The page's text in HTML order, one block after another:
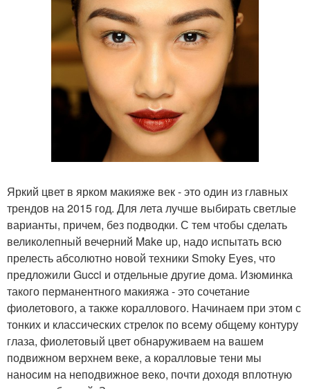
Яркий цвет в ярком макияже век - это один из главных
трендов на 2015 год. Для лета лучше выбирать светлые
варианты, причем, без подводки. С тем чтобы сделать
великолепный вечерний Make up, надо испытать всю
прелесть абсолютно новой техники Smoky Eyes, что
предложили Gucci и отдельные другие дома. Изюминка
такого перманентного макияжа - это сочетание
фиолетового, а также кораллового. Начинаем при этом с
тонких и классических стрелок по всему общему контуру
глаза, фиолетовый цвет обнаруживаем на вашем
подвижном верхнем веке, а коралловые тени мы
наносим на неподвижное веко, почти доходя вплотную